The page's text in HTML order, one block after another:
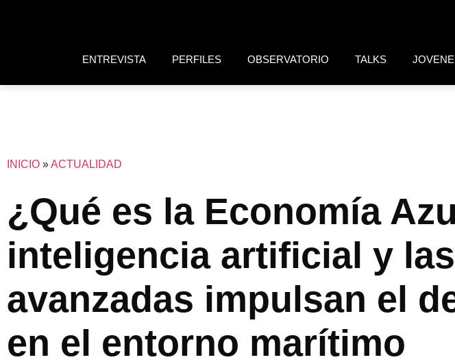
ENTREVISTA PERFILES OBSERVATORIO TALKS
INICIO »ACTUALIDAD
¿Qué es la Economía
inteligencia artificial y
avanzadas impulsan el
en el entorno marítimo